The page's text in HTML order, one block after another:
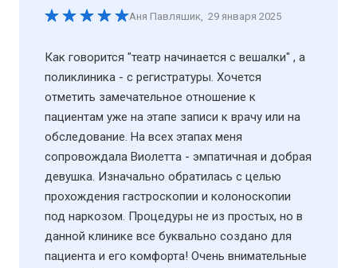
Аня Павляшик, 29 января 2025
Как говорится "театр начинается с вешалки" , а
поликлиника - с регистратуры. Хочется
отметить замечательное отношение к
пациентам уже на этапе записи к врачу или на
обследование. На всех этапах меня
сопровождала Виолетта - эмпатичная и добрая
девушка. Изначально обратилась с целью
прохождения гастроскопии и колоноскопии
под наркозом. Процедуры не из простых, но в
данной клинике все буквально создано для
пациента и его комфорта! Очень внимательные